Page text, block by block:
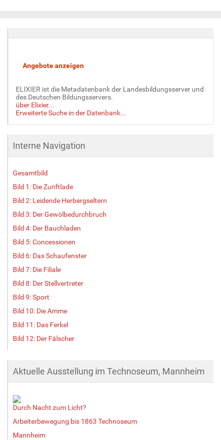
G
ö
…
ELIXIER ist die Metadatenbank der Landesbildungsserver und
des Deutschen Bildungsservers.
über Elixier...
Erweiterte Suche in der Datenbank...
Interne Navigation
Gesamtbild
Bild 1: Die Zunftlade
Bild 2: Leidende Herbergseltern
Bild 3: Der Gewölbedurchbruch
Bild 4: Der Bauchladen
Bild 5: Concessionen
Bild 6: Das Schaufenster
Bild 7: Die Filiale
Bild 8: Der Stellvertreter
Bild 9: Sport
Bild 10: Die Amme
Bild 11: Das Ferkel
Bild 12: Der Fälscher
Aktuelle Ausstellung im Technoseum, Mannheim
Durch Nacht zum Licht?
Arbeiterbewegung bis 1863 Technoseum
Mannheim